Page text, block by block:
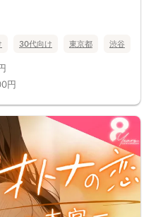
30代向け 東京都 渋谷
円